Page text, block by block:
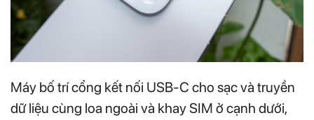
Máy bố trí cổng kết nối USB-C cho sạc và truyền
dữ liệu cùng loa ngoài và khay SIM ở cạnh dưới,